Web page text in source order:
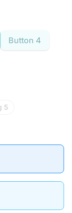
Button 4
5